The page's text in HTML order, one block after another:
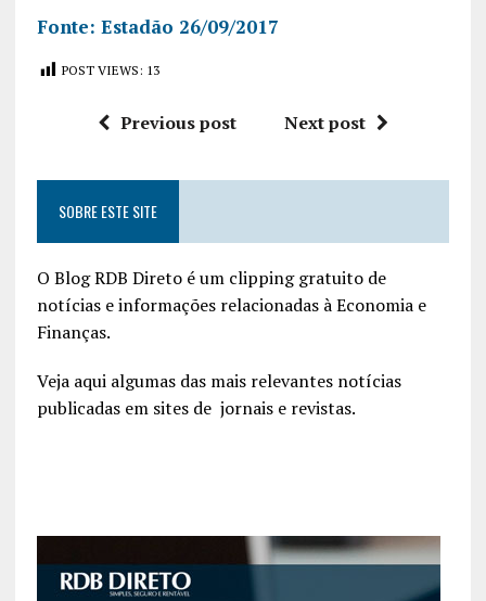
Fonte: Estadão 26/09/2017
POST VIEWS: 13
Previous post Next post
SOBRE ESTE SITE
O Blog RDB Direto é um clipping gratuito de
notícias e informações relacionadas à Economia e
Finanças.
Veja aqui algumas das mais relevantes notícias
publicadas em sites de jornais e revistas.